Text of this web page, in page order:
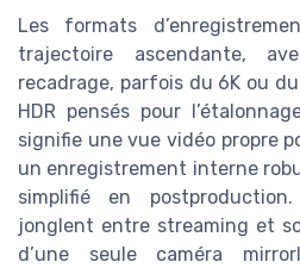
Les formats
trajectoire ascendante,
recadrage, parfois du 6K ou
HDR pensés pour
signifie une vue vidéo propre
un enregistrement interne
simplifié en
jonglent entre streaming et
d’une seule caméra